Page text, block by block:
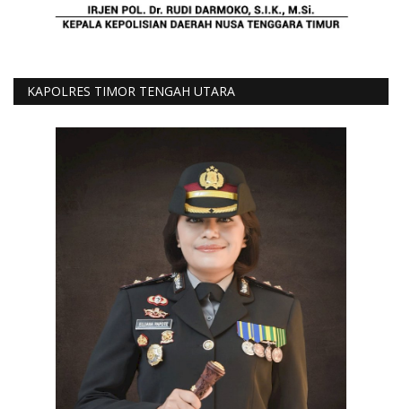
KAPOLRES TIMOR TENGAH UTARA